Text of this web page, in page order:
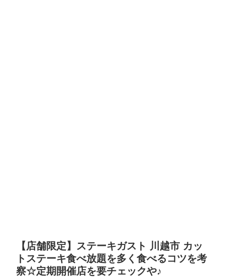
【店舗限定】ステーキガスト 川越市 カッ
トステーキ食べ放題を多く食べるコツを考
察☆定期開催店を要チェックや♪